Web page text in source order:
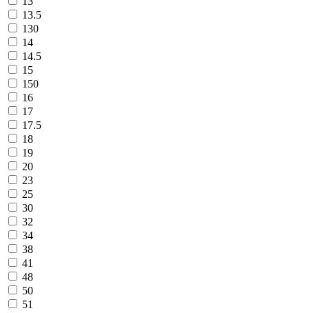
13.5
130
14
14.5
15
150
16
17
17.5
18
19
20
23
25
30
32
34
38
41
48
50
51